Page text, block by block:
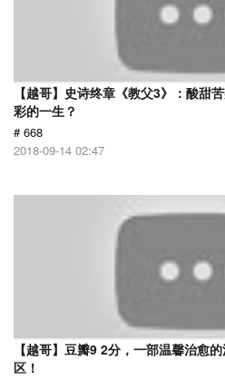
【越哥】史诗终章《教父3》：酸甜
彩的一生？
# 668
2018-09-14 02:47
【越哥】豆瓣9 2分，一部温馨治愈
区！